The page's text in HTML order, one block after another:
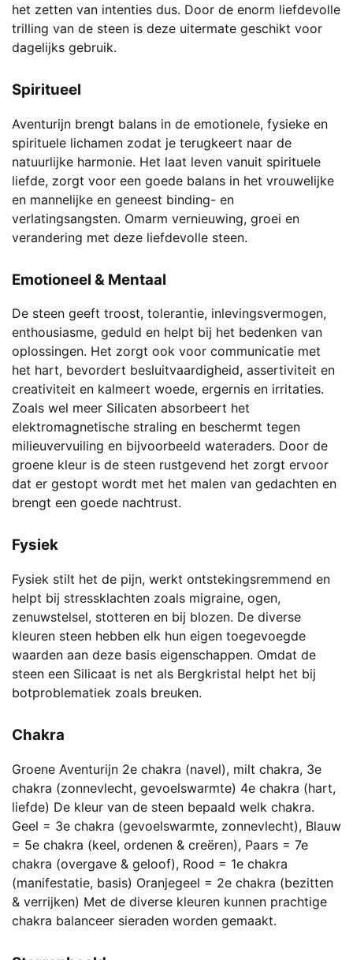
het zetten van intenties dus. Door de enorm liefdevolle
trilling van de steen is deze uitermate geschikt voor
dagelijks gebruik.
Spiritueel
Aventurijn brengt balans in de emotionele, fysieke en
spirituele lichamen zodat je terugkeert naar de
natuurlijke harmonie. Het laat leven vanuit spirituele
liefde, zorgt voor een goede balans in het vrouwelijke
en mannelijke en geneest binding- en
verlatingsangsten. Omarm vernieuwing, groei en
verandering met deze liefdevolle steen.
Emotioneel & Mentaal
De steen geeft troost, tolerantie, inlevingsvermogen,
enthousiasme, geduld en helpt bij het bedenken van
oplossingen. Het zorgt ook voor communicatie met
het hart, bevordert besluitvaardigheid, assertiviteit en
creativiteit en kalmeert woede, ergernis en irritaties.
Zoals wel meer Silicaten absorbeert het
elektromagnetische straling en beschermt tegen
milieuvervuiling en bijvoorbeeld wateraders. Door de
groene kleur is de steen rustgevend het zorgt ervoor
dat er gestopt wordt met het malen van gedachten en
brengt een goede nachtrust.
Fysiek
Fysiek stilt het de pijn, werkt ontstekingsremmend en
helpt bij stressklachten zoals migraine, ogen,
zenuwstelsel, stotteren en bij blozen. De diverse
kleuren steen hebben elk hun eigen toegevoegde
waarden aan deze basis eigenschappen. Omdat de
steen een Silicaat is net als Bergkristal helpt het bij
botproblematiek zoals breuken.
Chakra
Groene Aventurijn 2e chakra (navel), milt chakra, 3e
chakra (zonnevlecht, gevoelswarmte) 4e chakra (hart,
liefde) De kleur van de steen bepaald welk chakra.
Geel = 3e chakra (gevoelswarmte, zonnevlecht), Blauw
= 5e chakra (keel, ordenen & creëren), Paars = 7e
chakra (overgave & geloof), Rood = 1e chakra
(manifestatie, basis) Oranjegeel = 2e chakra (bezitten
& verrijken) Met de diverse kleuren kunnen prachtige
chakra balanceer sieraden worden gemaakt.